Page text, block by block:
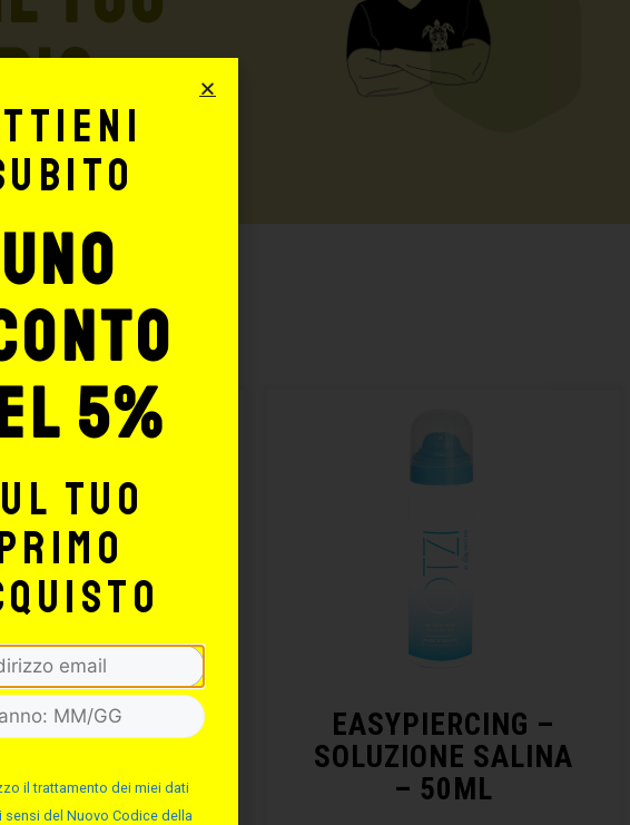
PIERCING
EASYPIERCING –
SOLUZIONE SALINA
– 50ML
uno
5%
tuo
il trattamento dei miei dati
sensi del Nuovo Codice della